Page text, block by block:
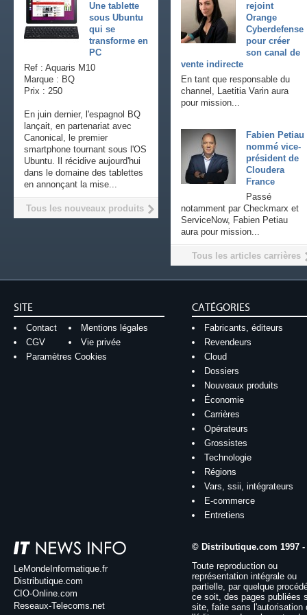
rejoint
Orange
Cyberdefense
pour créer
son canal de
vente indirecte
En tant que responsable du
channel, Laetitia Varin aura
pour mission...
Fabien Petiau
nommé vice-
président de
Cloudera
France
Passé
notamment par Checkmarx et
ServiceNow, Fabien Petiau
aura pour mission...
Tous les articles carrières
Une tablette
sous Ubuntu
qui se
transforme en
PC
Ref : Aquaris M10
Marque : BQ
Prix : 250
En juin dernier, l'espagnol BQ
lançait, en partenariat avec
Canonical, le premier
smartphone tournant sous l'OS
Ubuntu. Il récidive aujourd'hui
dans le domaine des tablettes
en annonçant la mise...
Tous les nouveaux produits
SITE
Contact
Mentions légales
CGV
Vie privée
Paramètres Cookies
CATÉGORIES
Fabricants, éditeurs
Revendeurs
Cloud
Dossiers
Nouveaux produits
Économie
Carrières
Opérateurs
Grossistes
Technologie
Régions
Vars, ssii, intégrateurs
E-commerce
Entretiens
LeMondeInformatique.fr
Distributique.com
CIO-Online.com
Reseaux-Telecoms.net
© Distributique.com 1997 -
Toute reproduction ou
représentation intégrale ou
partielle, par quelque
ce soit, des pages publiées
site, faite sans l'autorisation